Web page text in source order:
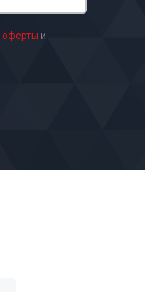
оферты и